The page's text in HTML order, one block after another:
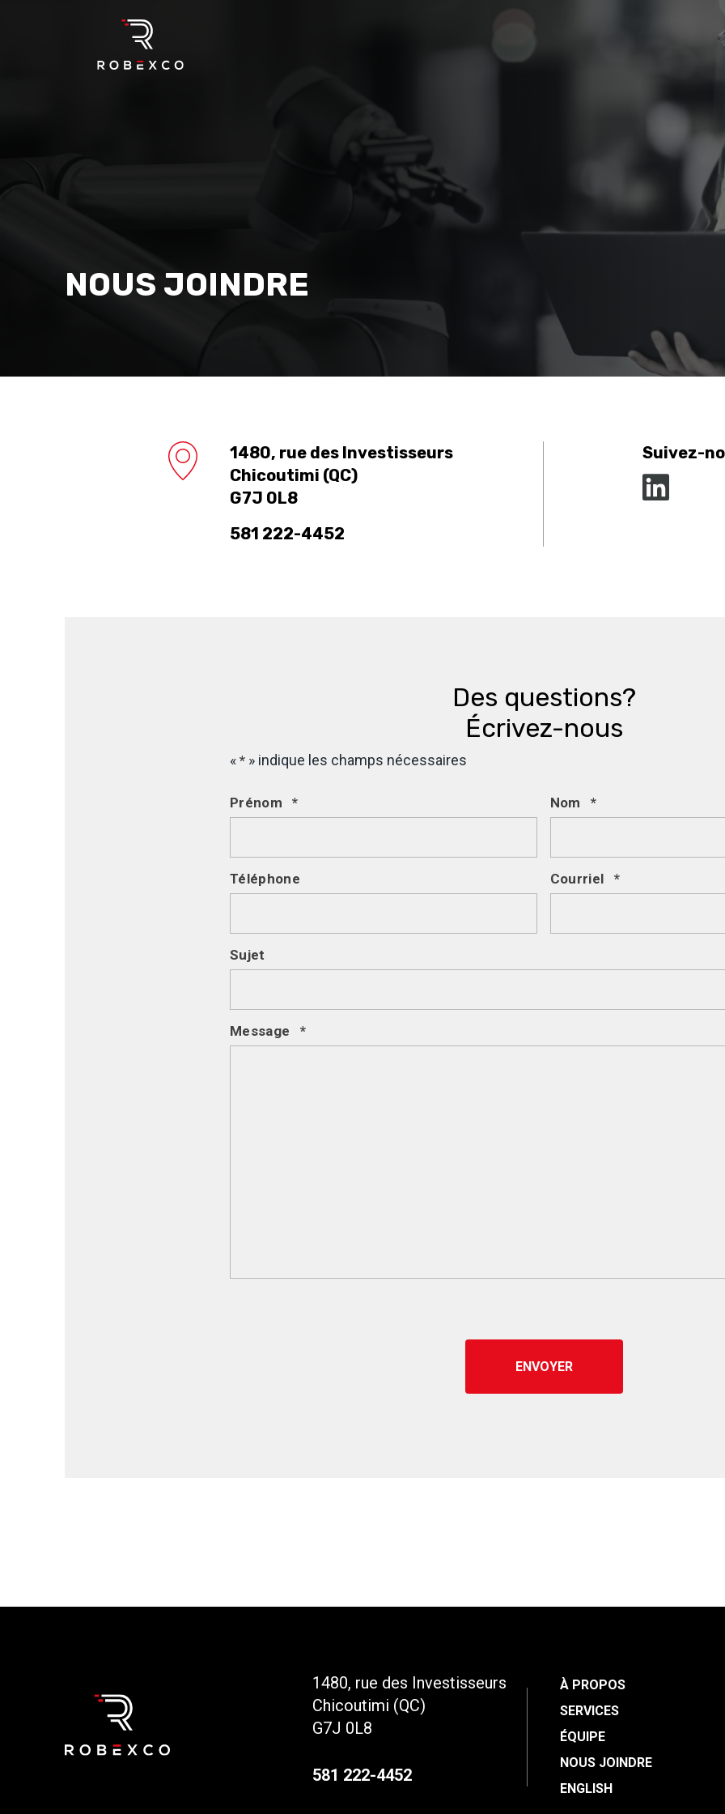
NOUS JOINDRE
1480, rue des Investisseurs
Chicoutimi (QC)
G7J 0L8
581 222-4452
Suivez-
Des questions?
Écrivez-nous
« * » indique les champs nécessaires
Prénom * Nom *
Téléphone Courriel *
Sujet
Message *
ENVOYER
1480, rue des Investisseurs
Chicoutimi (QC)
G7J 0L8
581 222-4452
À PROPOS
SERVICES
ÉQUIPE
NOUS JOINDRE
ENGLISH